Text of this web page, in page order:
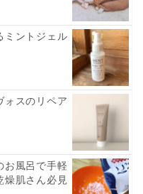
ミントジェル
ォスのリペア
お風呂で手軽
燥肌さん必見